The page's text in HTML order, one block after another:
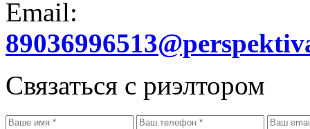
Email:
Связаться с риэлтором